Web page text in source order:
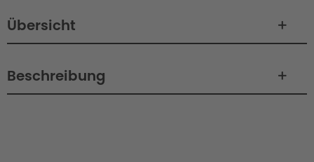
Übersicht
Beschreibung